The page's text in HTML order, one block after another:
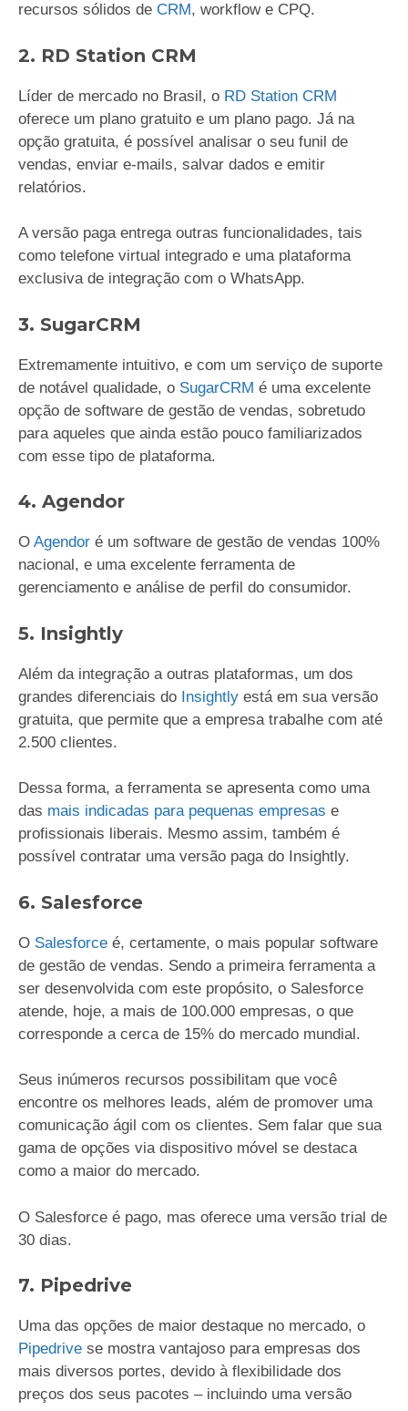
recursos sólidos de CRM, workflow e CPQ.
2. RD Station CRM
Líder de mercado no Brasil, o RD Station CRM
oferece um plano gratuito e um plano pago. Já na
opção gratuita, é possível analisar o seu funil de
vendas, enviar e-mails, salvar dados e emitir
relatórios.
A versão paga entrega outras funcionalidades, tais
como telefone virtual integrado e uma plataforma
exclusiva de integração com o WhatsApp.
3. SugarCRM
Extremamente intuitivo, e com um serviço de suporte
de notável qualidade, o SugarCRM é uma excelente
opção de software de gestão de vendas, sobretudo
para aqueles que ainda estão pouco familiarizados
com esse tipo de plataforma.
4. Agendor
O Agendor é um software de gestão de vendas 100%
nacional, e uma excelente ferramenta de
gerenciamento e análise de perfil do consumidor.
5. Insightly
Além da integração a outras plataformas, um dos
grandes diferenciais do Insightly está em sua versão
gratuita, que permite que a empresa trabalhe com até
2.500 clientes.
Dessa forma, a ferramenta se apresenta como uma
das mais indicadas para pequenas empresas e
profissionais liberais. Mesmo assim, também é
possível contratar uma versão paga do Insightly.
6. Salesforce
O Salesforce é, certamente, o mais popular software
de gestão de vendas. Sendo a primeira ferramenta a
ser desenvolvida com este propósito, o Salesforce
atende, hoje, a mais de 100.000 empresas, o que
corresponde a cerca de 15% do mercado mundial.
Seus inúmeros recursos possibilitam que você
encontre os melhores leads, além de promover uma
comunicação ágil com os clientes. Sem falar que sua
gama de opções via dispositivo móvel se destaca
como a maior do mercado.
O Salesforce é pago, mas oferece uma versão trial de
30 dias.
7. Pipedrive
Uma das opções de maior destaque no mercado, o
Pipedrive se mostra vantajoso para empresas dos
mais diversos portes, devido à flexibilidade dos
preços dos seus pacotes – incluindo uma versão